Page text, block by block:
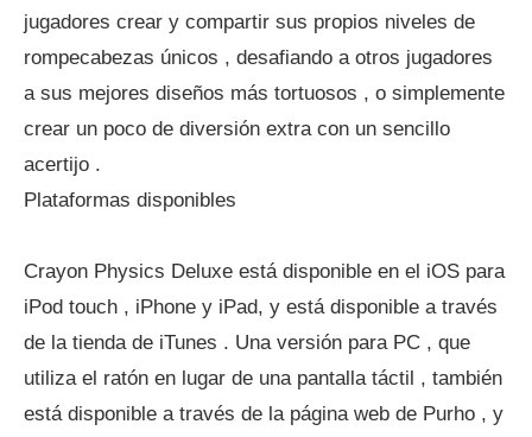
jugadores crear y compartir sus propios niveles de
rompecabezas únicos , desafiando a otros jugadores
a sus mejores diseños más tortuosos , o simplemente
crear un poco de diversión extra con un sencillo
acertijo .
Plataformas disponibles
Crayon Physics Deluxe está disponible en el iOS para
iPod touch , iPhone y iPad, y está disponible a través
de la tienda de iTunes . Una versión para PC , que
utiliza el ratón en lugar de una pantalla táctil , también
está disponible a través de la página web de Purho , y